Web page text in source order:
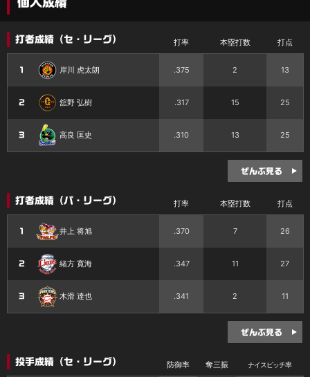
打者成績（セ・リーグ） 打率 本塁打数 打点
1 岸川 虎太朗 .375 2 13
2 舘野 弘樹 .317 15 25
3 高良 匡史 .310 13 25
ぜんぶ見る
打者成績（パ・リーグ） 打率 本塁打数 打点
1 井上 将旭 .370 7 26
2 緒方 寛海 .347 11 27
3 木滑 達也 .341 2 11
ぜんぶ見る
投手成績（セ・リーグ） 防御率 奪三振 ナイスピッチ率